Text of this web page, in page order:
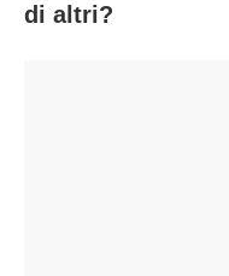
di altri?